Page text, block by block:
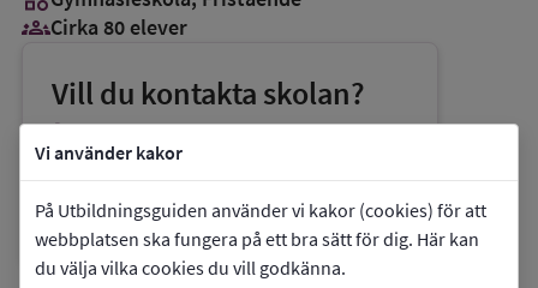
Vi använder kakor
På Utbildningsguiden använder vi kakor (cookies) för att
webbplatsen ska fungera på ett bra sätt för dig. Här kan
du välja vilka cookies du vill godkänna.
groups_3Cirka 80 elever
Vill du kontakta skolan?
phoneTelefon:070-4190730
mailE-post:info@carlwahren.com
linkWebbplats:Carl Wahren Gymnasium